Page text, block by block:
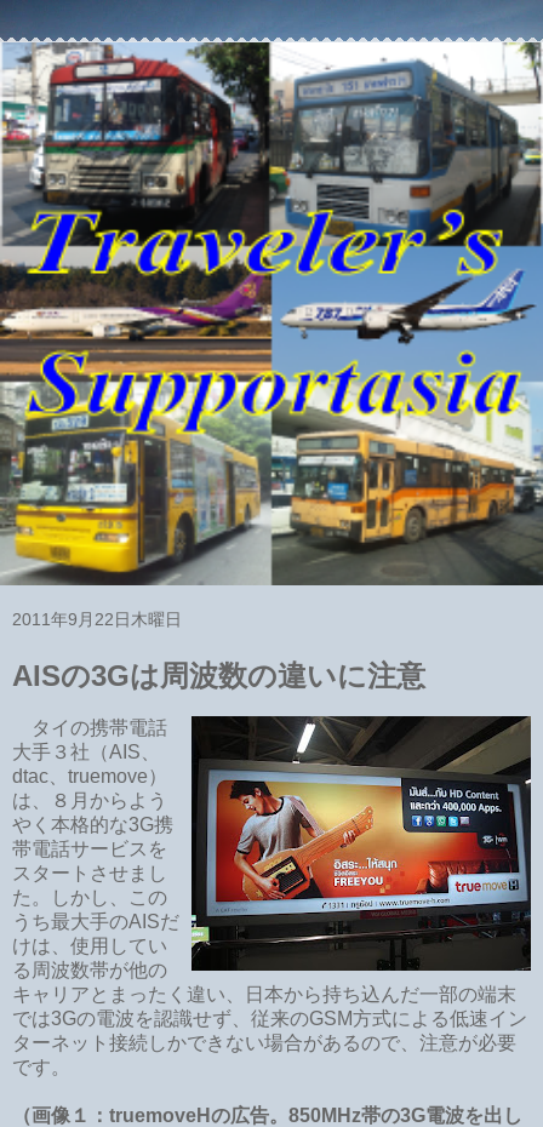
2011年9月22日木曜日
AISの3Gは周波数の違いに注意
タイの携帯電話
大手３社（AIS、
dtac、truemove）
は、８月からよう
やく本格的な3G携
帯電話サービスを
スタートさせまし
た。しかし、この
うち最大手のAISだ
けは、使用してい
る周波数帯が他の
キャリアとまったく違い、日本から持ち込んだ一部の端末
では3Gの電波を認識せず、従来のGSM方式による低速イン
ターネット接続しかできない場合があるので、注意が必要
です。
（画像１：truemoveHの広告。850MHz帯の3G電波を出し